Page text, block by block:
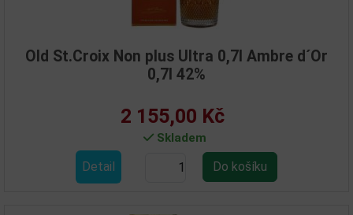
Old St.Croix Non plus Ultra 0,7l Ambre d´Or
0,7l 42%
2 155,00 Kč
Skladem
Detail